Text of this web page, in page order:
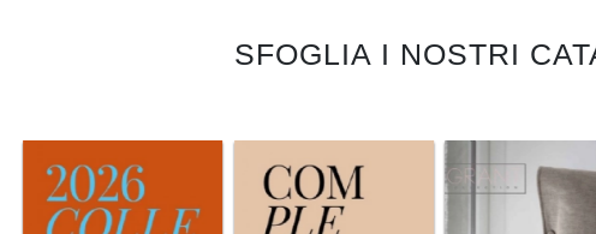
SFOGLIA I NOSTRI